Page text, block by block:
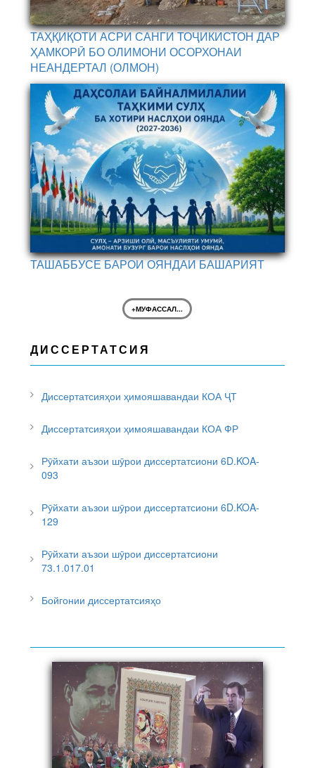
ТАҲҚИҚОТИ АСРИ САНГИ ТОҶИКИСТОН ДАР
ҲАМКОРӢ БО ОЛИМОНИ ОСОРХОНАИ
НЕАНДЕРТАЛ (ОЛМОН)
ТАШАББУСЕ БАРОИ ОЯНДАИ БАШАРИЯТ
+МУФАССАЛ...
ДИССЕРТАТСИЯ
Диссертатсияҳои ҳимояшавандаи КОА ҶТ
Диссертатсияҳои ҳимояшавандаи КОА ФР
Рӯйхати аъзои шӯрои диссертатсиони 6D.KOA-
093
Рӯйхати аъзои шӯрои диссертатсиони 6D.KOA-
129
Рӯйхати аъзои шӯрои диссертатсиони
73.1.017.01
Бойгонии диссертатсияҳо